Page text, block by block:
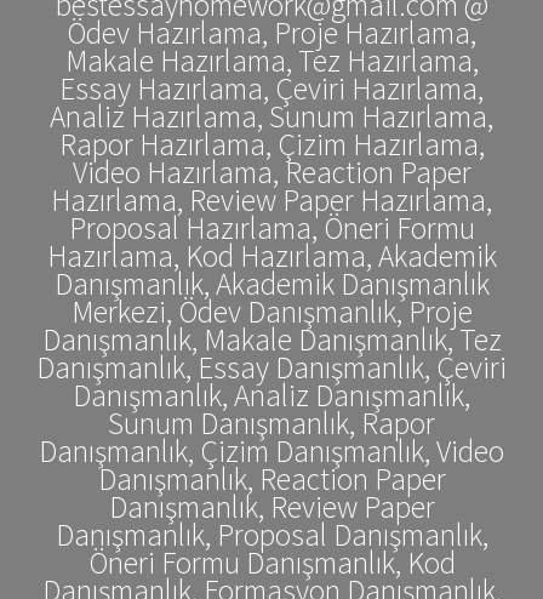
Ödev Hazırlama, Proje Hazırlama,
Makale Hazırlama, Tez Hazırlama,
Essay Hazırlama, Çeviri Hazırlama,
Analiz Hazırlama, Sunum Hazırlama,
Rapor Hazırlama, Çizim Hazırlama,
Video Hazırlama, Reaction Paper
Hazırlama, Review Paper Hazırlama,
Proposal Hazırlama, Öneri Formu
Hazırlama, Kod Hazırlama, Akademik
Danışmanlık, Akademik Danışmanlık
Merkezi, Ödev Danışmanlık, Proje
Danışmanlık, Makale Danışmanlık, Tez
Danışmanlık, Essay Danışmanlık, Çeviri
Danışmanlık, Analiz Danışmanlık,
Sunum Danışmanlık, Rapor
Danışmanlık, Çizim Danışmanlık, Video
Danışmanlık, Reaction Paper
Danışmanlık, Review Paper
Danışmanlık, Proposal Danışmanlık,
Öneri Formu Danışmanlık, Kod
Danışmanlık, Formasyon Danışmanlık,